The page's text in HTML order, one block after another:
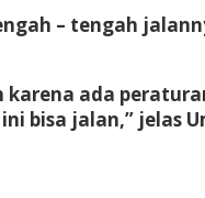
– tengah
ada
bisa jalan,” jelas